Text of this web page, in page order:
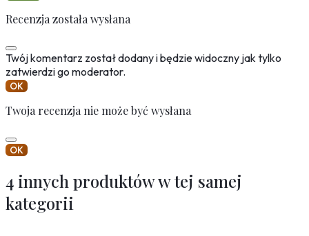
Recenzja została wysłana
Twój komentarz został dodany i będzie widoczny jak tylko
zatwierdzi go moderator.
OK
Twoja recenzja nie może być wysłana
OK
4 innych produktów w tej samej
kategorii